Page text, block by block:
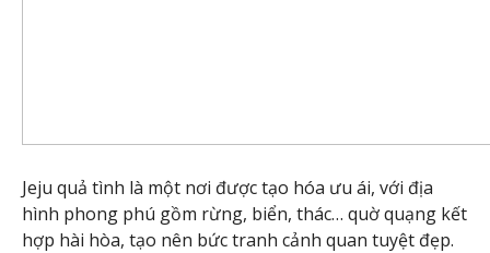
Jeju quả tình là một nơi được tạo hóa ưu ái, với địa
hình phong phú gồm rừng, biển, thác… quờ quạng kết
hợp hài hòa, tạo nên bức tranh cảnh quan tuyệt đẹp.